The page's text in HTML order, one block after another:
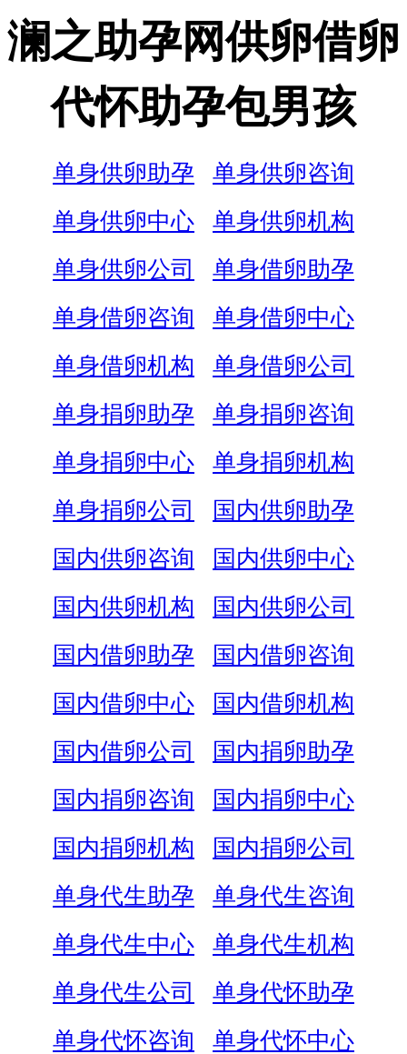
澜之助孕网供卵借卵
代怀助孕包男孩
单身供卵助孕
单身供卵咨询
单身供卵中心
单身供卵机构
单身供卵公司
单身借卵助孕
单身借卵咨询
单身借卵中心
单身借卵机构
单身借卵公司
单身捐卵助孕
单身捐卵咨询
单身捐卵中心
单身捐卵机构
单身捐卵公司
国内供卵助孕
国内供卵咨询
国内供卵中心
国内供卵机构
国内供卵公司
国内借卵助孕
国内借卵咨询
国内借卵中心
国内借卵机构
国内借卵公司
国内捐卵助孕
国内捐卵咨询
国内捐卵中心
国内捐卵机构
国内捐卵公司
单身代生助孕
单身代生咨询
单身代生中心
单身代生机构
单身代生公司
单身代怀助孕
单身代怀咨询
单身代怀中心